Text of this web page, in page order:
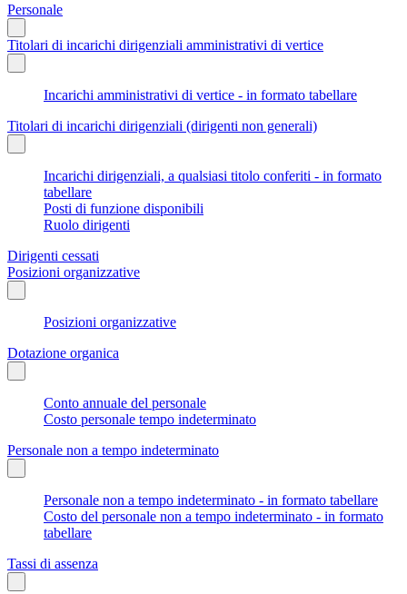
Personale
Titolari di incarichi dirigenziali amministrativi di vertice
Incarichi amministrativi di vertice - in formato tabellare
Titolari di incarichi dirigenziali (dirigenti non generali)
Incarichi dirigenziali, a qualsiasi titolo conferiti - in formato
tabellare
Posti di funzione disponibili
Ruolo dirigenti
Dirigenti cessati
Posizioni organizzative
Posizioni organizzative
Dotazione organica
Conto annuale del personale
Costo personale tempo indeterminato
Personale non a tempo indeterminato
Personale non a tempo indeterminato - in formato tabellare
Costo del personale non a tempo indeterminato - in formato
tabellare
Tassi di assenza